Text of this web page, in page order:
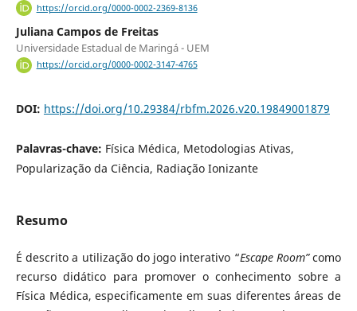
https://orcid.org/0000-0002-2369-8136
Juliana Campos de Freitas
Universidade Estadual de Maringá - UEM
https://orcid.org/0000-0002-3147-4765
DOI: https://doi.org/10.29384/rbfm.2026.v20.19849001879
Palavras-chave: Física Médica, Metodologias Ativas,
Popularização da Ciência, Radiação Ionizante
Resumo
É descrito a utilização do jogo interativo “Escape Room”como
recurso didático para promover o conhecimento sobre a
Física Médica, especificamente em suas diferentes áreas de